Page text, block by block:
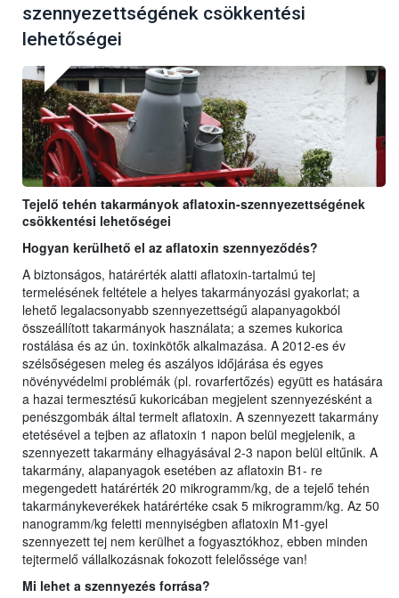
szennyezettségének csökkentési
lehetőségei
Tejelő tehén takarmányok aflatoxin-szennyezettségének
csökkentési lehetőségei
Hogyan kerülhető el az aflatoxin szennyeződés?
A biztonságos, határérték alatti aflatoxin-tartalmú tej
termelésének feltétele a helyes takarmányozási gyakorlat; a
lehető legalacsonyabb szennyezettségű alapanyagokból
összeállított takarmányok használata; a szemes kukorica
rostálása és az ún. toxinkötők alkalmazása. A 2012-es év
szélsőségesen meleg és aszályos időjárása és egyes
növényvédelmi problémák (pl. rovarfertőzés) együtt es hatására
a hazai termesztésű kukoricában megjelent szennyezésként a
penészgombák által termelt aflatoxin. A szennyezett takarmány
etetésével a tejben az aflatoxin 1 napon belül megjelenik, a
szennyezett takarmány elhagyásával 2-3 napon belül eltűnik. A
takarmány, alapanyagok esetében az aflatoxin B1- re
megengedett határérték 20 mikrogramm/kg, de a tejelő tehén
takarmánykeverékek határértéke csak 5 mikrogramm/kg. Az 50
nanogramm/kg feletti mennyiségben aflatoxin M1-gyel
szennyezett tej nem kerülhet a fogyasztókhoz, ebben minden
tejtermelő vállalkozásnak fokozott felelőssége van!
Mi lehet a szennyezés forrása?